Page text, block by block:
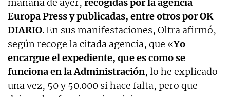
Europa Press y publicadas, entre otros por OK
DIARIO. En sus manifestaciones, Oltra afirmó,
según recoge la citada agencia, que «Yo
encargue el expediente, que es como se
funciona en la Administración, lo he explicado
una vez, 50 y 50.000 si hace falta, pero que